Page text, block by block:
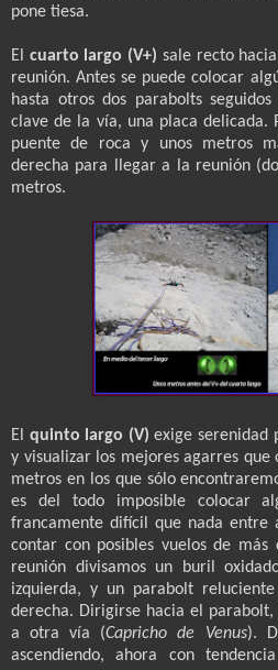
pone tiesa.
El cuarto largo (V+) sale recto
reunión. Antes se puede colocar
hasta otros dos parabolts
clave de la vía, una placa delicada.
puente de roca y unos metros
derecha para llegar a la reunión
metros.
El quinto largo (V) exige serenidad
y visualizar los mejores agarres que
metros en los que sólo
es del todo imposible colocar
francamente difícil que nada entre
contar con posibles vuelos de más
reunión divisamos un buril
izquierda, y un parabolt
derecha. Dirigirse hacia el
a otra vía (Capricho de Venus).
ascendiendo, ahora con